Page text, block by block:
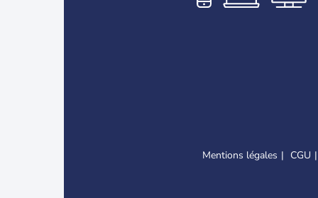
Mentions légales CGU